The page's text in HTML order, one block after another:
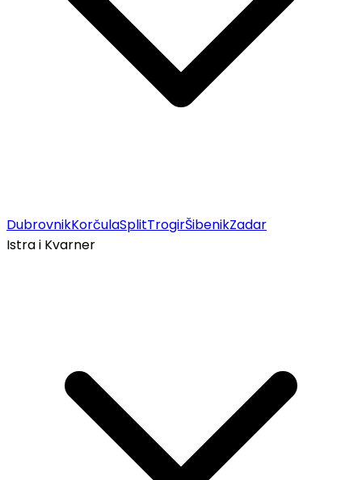
DubrovnikKorčulaSplitTrogirŠibenikZadar
Istra i Kvarner